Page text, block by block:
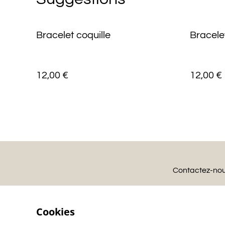
Bracelet coquille
12,00 € 12,00 €
Contactez-
Cookies